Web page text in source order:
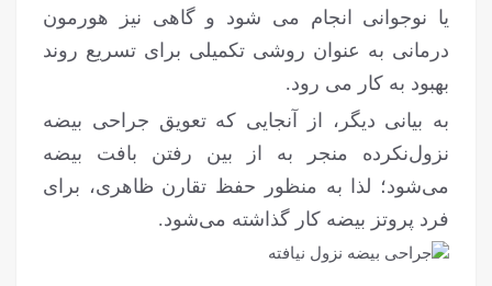
یا نوجوانی انجام می شود و گاهی نیز هورمون
درمانی به عنوان روشی تکمیلی برای تسریع روند
بهبود به کار می رود‌.
به بیانی دیگر، از آنجایی که تعویق جراحی بیضه
نزول‌نکرده منجر به از بین رفتن بافت بیضه
می‌شود؛ لذا به منظور حفظ تقارن ظاهری، برای
فرد پروتز بیضه کار گذاشته می‌شود.